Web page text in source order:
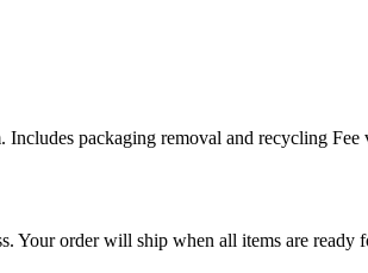
packaging removal and recycling
Your order will ship when all items are ready